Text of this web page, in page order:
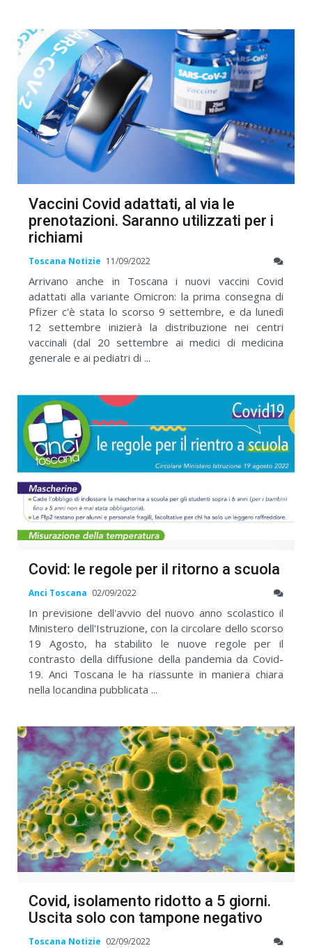
Vaccini Covid adattati, al via le
prenotazioni. Saranno utilizzati per i
richiami
Toscana Notizie 11/09/2022
Arrivano anche in Toscana i nuovi vaccini Covid
adattati alla variante Omicron: la prima consegna di
Pfizer c'è stata lo scorso 9 settembre, e da lunedì
12 settembre inizierà la distribuzione nei centri
vaccinali (dal 20 settembre ai medici di medicina
generale e ai pediatri di ...
Covid: le regole per il ritorno a scuola
Anci Toscana 02/09/2022
In previsione dell'avvio del nuovo anno scolastico il
Ministero dell'Istruzione, con la circolare dello scorso
19 Agosto, ha stabilito le nuove regole per il
contrasto della diffusione della pandemia da Covid-
19. Anci Toscana le ha riassunte in maniera chiara
nella locandina pubblicata ...
Covid, isolamento ridotto a 5 giorni.
Uscita solo con tampone negativo
Toscana Notizie 02/09/2022